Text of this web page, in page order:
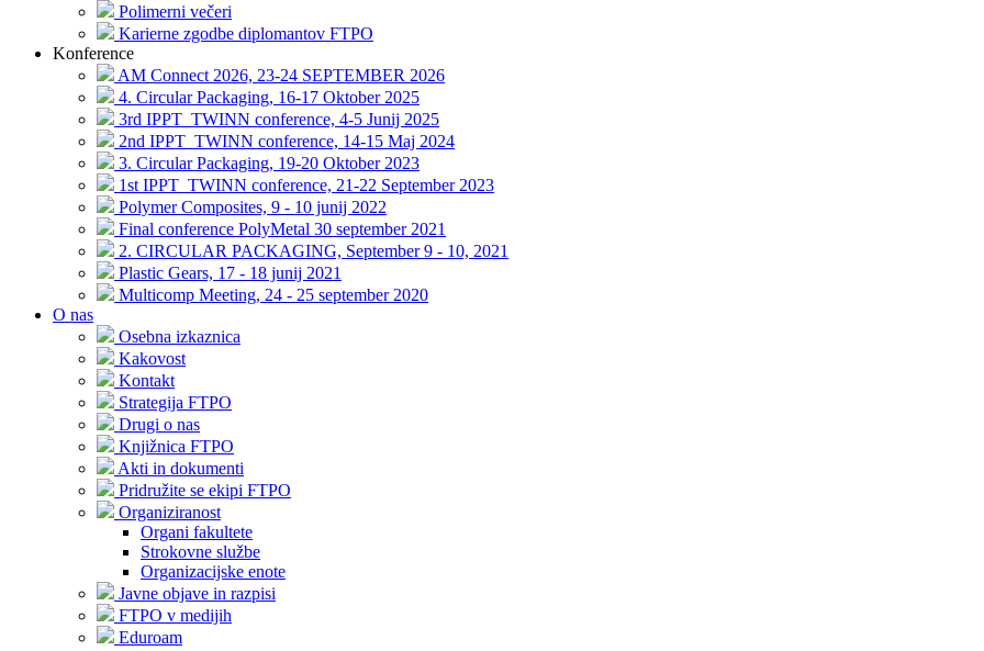
Polimerni večeri
Karierne zgodbe diplomantov FTPO
Konference
AM Connect 2026, 23-24 SEPTEMBER 2026
4. Circular Packaging, 16-17 Oktober 2025
3rd IPPT_TWINN conference, 4-5 Junij 2025
2nd IPPT_TWINN conference, 14-15 Maj 2024
3. Circular Packaging, 19-20 Oktober 2023
1st IPPT_TWINN conference, 21-22 September 2023
Polymer Composites, 9 - 10 junij 2022
Final conference PolyMetal 30 september 2021
2. CIRCULAR PACKAGING, September 9 - 10, 2021
Plastic Gears, 17 - 18 junij 2021
Multicomp Meeting, 24 - 25 september 2020
O nas
Osebna izkaznica
Kakovost
Kontakt
Strategija FTPO
Drugi o nas
Knjižnica FTPO
Akti in dokumenti
Pridružite se ekipi FTPO
Organiziranost
Organi fakultete
Strokovne službe
Organizacijske enote
Javne objave in razpisi
FTPO v medijih
Eduroam